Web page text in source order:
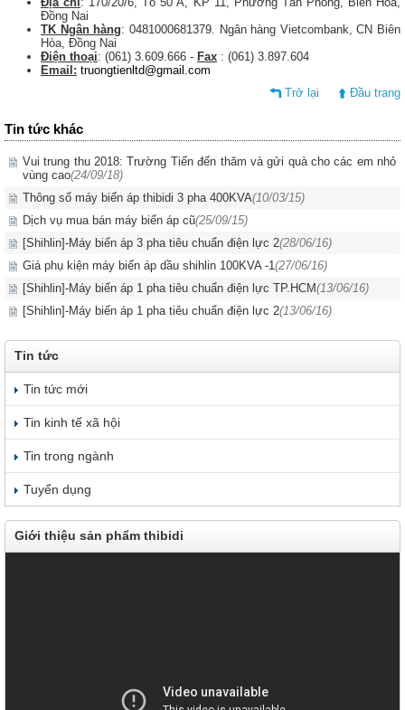
Đồng Nai
TK Ngân hàng: 0481000681379. Ngân hàng Vietcombank, CN Biên
Hòa, Đồng Nai
Điện thoại: (061) 3.609.666 - Fax : (061) 3.897.604
Email: truongtienltd@gmail.com
Trở lại
Đầu trang
Tin tức khác
Vui trung thu 2018: Trường Tiến đến thăm và gửi quà cho các em nhỏ
vùng cao(24/09/18)
Thông số máy biến áp thibidi 3 pha 400KVA(10/03/15)
Dịch vụ mua bán máy biến áp cũ(25/09/15)
[Shihlin]-Máy biến áp 3 pha tiêu chuẩn điện lực 2(28/06/16)
Giá phụ kiện máy biến áp dầu shihlin 100KVA -1(27/06/16)
[Shihlin]-Máy biến áp 1 pha tiêu chuẩn điện lực TP.HCM(13/06/16)
[Shihlin]-Máy biến áp 1 pha tiêu chuẩn điện lực 2(13/06/16)
Tin tức
Tin tức mới
Tin kinh tế xã hội
Tin trong ngành
Tuyển dụng
Giới thiệu sản phẩm thibidi